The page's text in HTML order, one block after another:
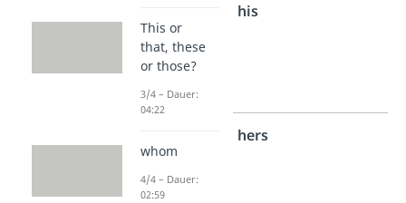
Person
Singular
männlich
his
Person
Singular
hers
This or
that, these
or those?
3/4 – Dauer:
04:22
whom
4/4 – Dauer:
02:59